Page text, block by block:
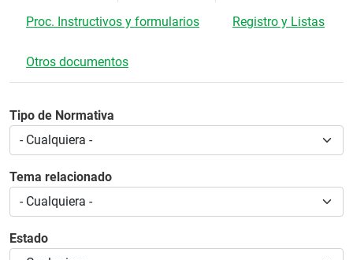
Proc. Instructivos y formularios Registro y Listas
Otros documentos
Tipo de Normativa
Tema relacionado
Estado